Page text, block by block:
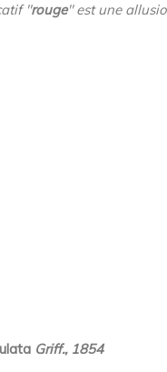
"rouge" est une
Griff., 1854